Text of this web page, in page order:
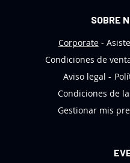
SOBRE
Corporate
Condiciones de
Aviso legal
Condiciones de
Gestionar mis